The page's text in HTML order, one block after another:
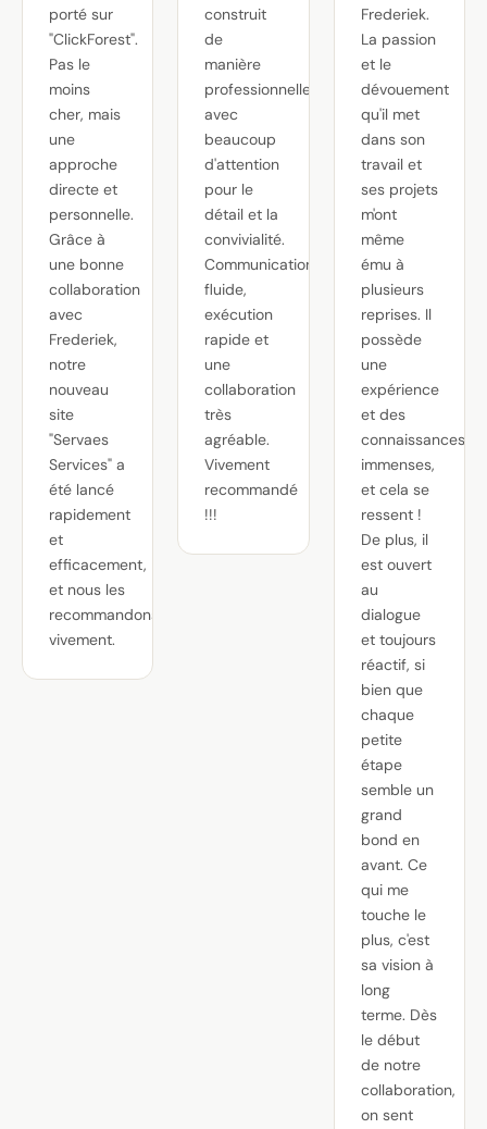
porté sur
"ClickForest".
Pas le
moins
cher, mais
une
approche
directe et
personnelle.
Grâce à
une bonne
collaboration
avec
Frederiek,
notre
nouveau
site
"Servaes
Services" a
été lancé
rapidement
et
efficacement,
et nous les
recommandons
vivement.
construit
de
manière
professionnelle,
avec
beaucoup
d'attention
pour le
détail et la
convivialité.
Communication
fluide,
exécution
rapide et
une
collaboration
très
agréable.
Vivement
recommandé
!!!
Frederiek.
La passion
et le
dévouement
qu'il met
dans son
travail et
ses projets
m'ont
même
ému à
plusieurs
reprises. Il
possède
une
expérience
et des
connaissances
immenses,
et cela se
ressent !
De plus, il
est ouvert
au
dialogue
et toujours
réactif, si
bien que
chaque
petite
étape
semble un
grand
bond en
avant. Ce
qui me
touche le
plus, c'est
sa vision à
long
terme. Dès
le début
de notre
collaboration,
on sent